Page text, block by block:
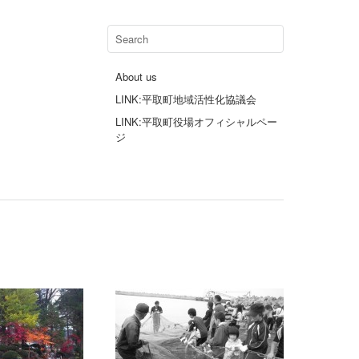
About us
LINK:平取町地域活性化協議会
LINK:平取町役場オフィシャルペー
ジ